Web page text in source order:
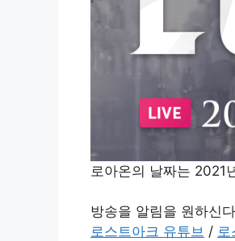
로아온의 날짜는 2021
방송을 알림을 원하신
로스트아크 유튜브 / 로